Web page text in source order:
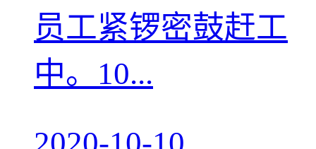
员工紧锣密鼓赶工
中。10...